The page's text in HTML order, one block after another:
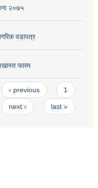
२०७५
वडापत्र
फारम
‹ previous 1
next › last »